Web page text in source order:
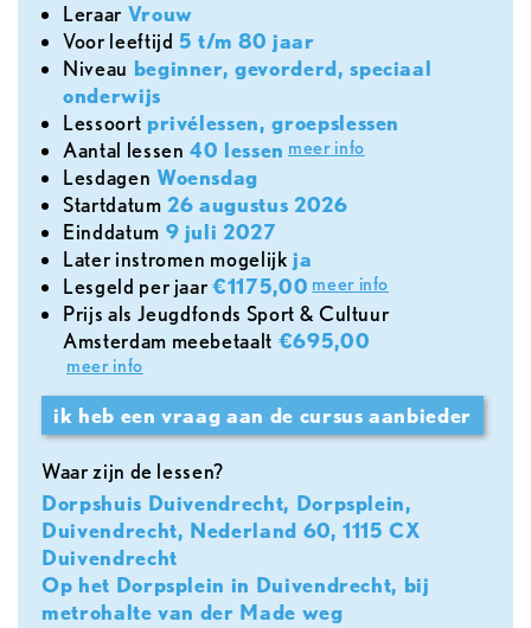
leraarVrouw
voor leeftijd 5 t/m 80 jaar
Niveau beginner, gevorderd, speciaal
onderwijs
lessoort privélessen, groepslessen
aantal lessen 40 lessen meer info
lesdagen Woensdag
Startdatum 26 augustus 2026
Einddatum 9 juli 2027
later instromen mogelijk ja
lesgeld per jaar€1175,00 meer info
Prijs als Jeugdfonds Sport & Cultuur
Amsterdam meebetaalt €695,00
meer info
ik heb een vraag aan de cursus aanbieder
Waar zijn de lessen?
Dorpshuis Duivendrecht, Dorpsplein,
Duivendrecht, Nederland 60, 1115 CX
Duivendrecht
Op het Dorpsplein in Duivendrecht, bij
metrohalte van der Made weg